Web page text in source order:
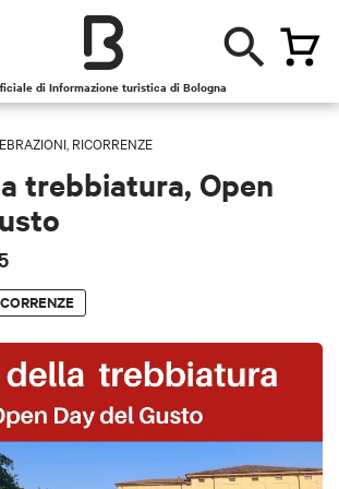
di Informazione turistica di Bologna
RICORRENZE
trebbiatura, Open